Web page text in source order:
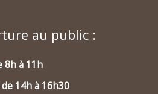
au public :
8h à 11h
de 14h à 16h30